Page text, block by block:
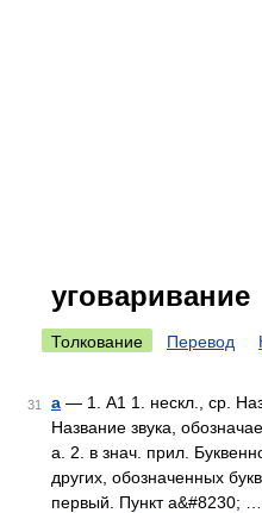
уговаривание
Толкование Перевод
31 а — 1. А1 1. нескл., ср.
Название звука,
а. 2. в знач. прил.
других, обозначенных
первый. Пункт а&#8230; …